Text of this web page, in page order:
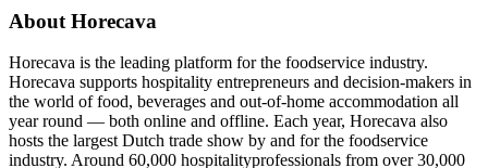
About Horecava
Horecava is the leading platform for the foodservice industry.
Horecava supports hospitality entrepreneurs and decision-makers in
the world of food, beverages and out-of-home accommodation all
year round — both online and offline. Each year, Horecava also
hosts the largest Dutch trade show by and for the foodservice
industry. Around 60,000 hospitalityprofessionals from over 30,000